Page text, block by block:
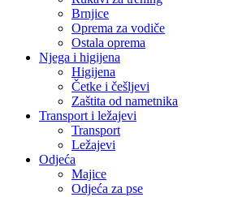
Brnjice
Oprema za vodiče
Ostala oprema
Njega i higijena
Higijena
Četke i češljevi
Zaštita od nametnika
Transport i ležajevi
Transport
Ležajevi
Odjeća
Majice
Odjeća za pse